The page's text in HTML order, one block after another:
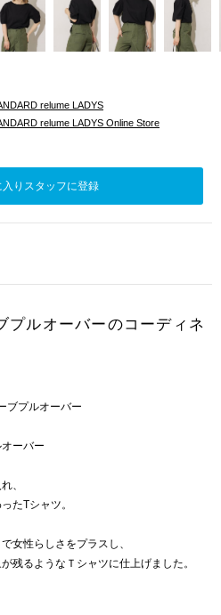
relume LADYS
relume LADYS Online Store
入りスタッフに登録
プルオーバーのコーディネ
ブプルオーバー
ーバー
、
たTシャツ。
女性らしさをプラスし、
残るようなＴシャツに仕上げました。